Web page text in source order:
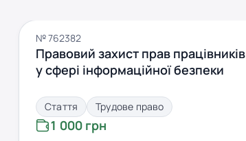
№ 762382
Правовий захист прав працівників
у сфері інформаційної безпеки
Стаття Трудове право
1 000 грн